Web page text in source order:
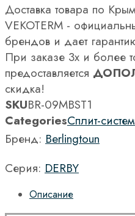
Доставка товара по
VEKOTERM -
брендов и дает
При заказе 3х и более
предоставляется
скидка!
SKUBR-09MBST1
CategoriesСплит-
Бренд: Berlingtoun
Серия: DERBY
Описание